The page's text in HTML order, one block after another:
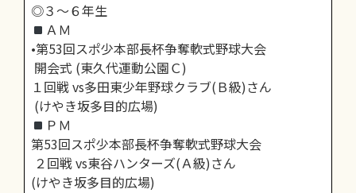
◎３～６年生
ＡＭ
•第53回スポ少本部長杯争奪軟式野球大会
開会式 (東久代運動公園Ｃ)
１回戦 vs多田東少年野球クラブ(Ｂ級)さん
(けやき坂多目的広場)
ＰＭ
第53回スポ少本部長杯争奪軟式野球大会
２回戦 vs東谷ハンターズ(Ａ級)さん
(けやき坂多目的広場)